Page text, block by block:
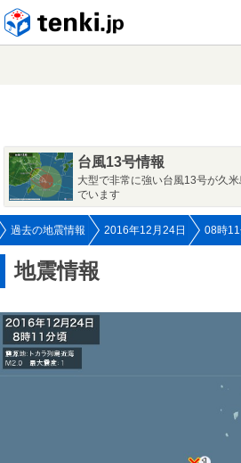
台風13号情報
大型で非常に強い台風13号が久
でいます
過去の地震情報 2016年12月24日 08時
地震情報